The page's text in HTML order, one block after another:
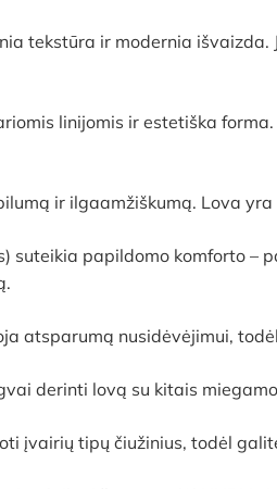
tekstūra ir modernia
linijomis ir estetiška forma.
ir ilgaamžiškumą. Lova
suteikia papildomo komforto –
atsparumą nusidėvėjimui,
derinti lovą su kitais
įvairių tipų čiužinius, todėl